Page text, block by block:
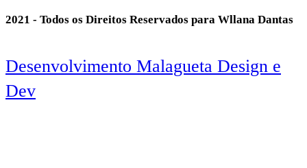
2021 - Todos os Direitos Reservados para Wllana Dantas
Desenvolvimento Malagueta Design e
Dev